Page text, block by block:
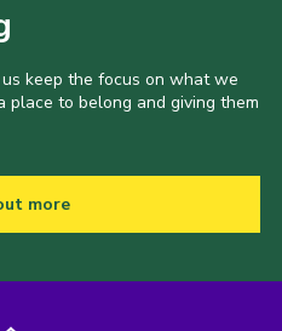
keep the focus on what we
place to belong and giving them
more